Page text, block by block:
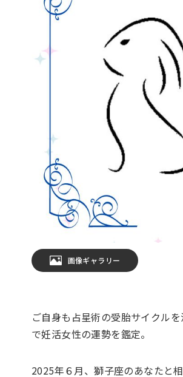
画像ギャラリー
ご自身も占星術の受胎サイクル
で妊活女性の運勢を鑑定。
2025年６月、獅子座のあなたと